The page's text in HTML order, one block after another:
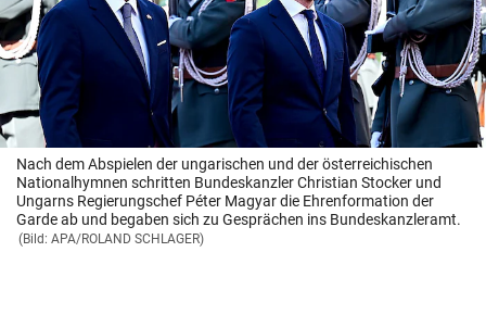
Nach dem Abspielen der ungarischen und der österreichischen
Nationalhymnen schritten Bundeskanzler Christian Stocker und
Ungarns Regierungschef Péter Magyar die Ehrenformation der
Garde ab und begaben sich zu Gesprächen ins Bundeskanzleramt.
(Bild: APA/ROLAND SCHLAGER)